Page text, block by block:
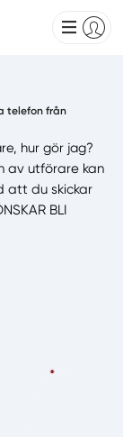
telefon från
hur gör jag?
av utförare kan
att du skickar
BLI